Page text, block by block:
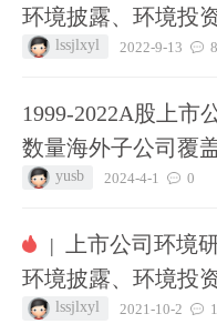
环境披露、环境投资
lssjlxyl 2022-9-13 8
1999-2022A股上市
数量海外子公司覆
yusb 2024-4-1 0
|
上市公司环境
环境披露、环境投资
lssjlxyl 2021-10-2